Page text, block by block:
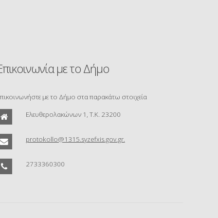
με το Δήμο
με το Δήμο στα παρακάτω στοιχεία
Ελευθερολακώνων 1, Τ.Κ. 23200
protokollo@1315.syzefxis.gov.gr.
2733360300